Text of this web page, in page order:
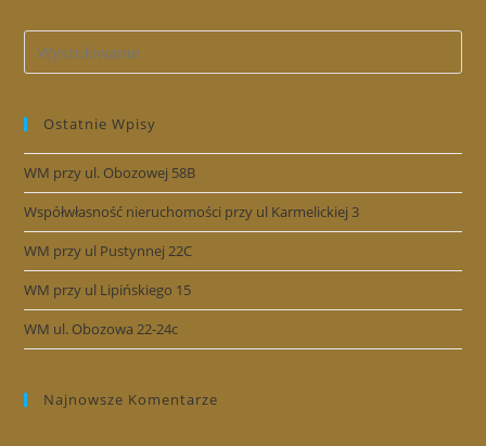
Ostatnie Wpisy
WM przy ul. Obozowej 58B
Współwłasność nieruchomości przy ul Karmelickiej 3
WM przy ul Pustynnej 22C
WM przy ul Lipińskiego 15
WM ul. Obozowa 22-24c
Najnowsze Komentarze